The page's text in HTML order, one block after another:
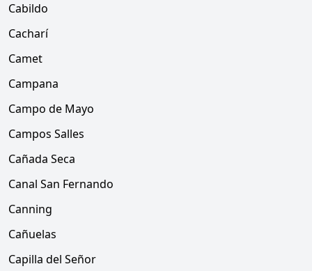
Cabildo
Cacharí
Camet
Campana
Campo de Mayo
Campos Salles
Cañada Seca
Canal San Fernando
Canning
Cañuelas
Capilla del Señor